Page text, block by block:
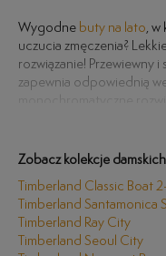
Wygodne buty na lato, w
uczucia zmęczenia?
rozwiązanie! Przewiewny
zapewnia odpowiednią
wyściółka zostały
składającej się
Timberland FlyroamGo
Ciebie jak znalazł!
dostosowuje się do
kroki, dzięki czemu
każdej sytuacji. Będą
barwami, takimi jak
Idealnie dopasują się
utrzymanych w odcieniu
pewne: czy szukasz
zadziwić wszystkich
Zobacz kolekcje
Timberland Classic Boat
Timberland Santamonica
Timberland Ray City
Timberland Seoul City